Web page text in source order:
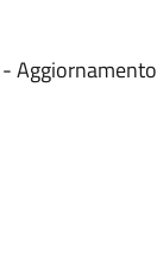
Aggiornamento